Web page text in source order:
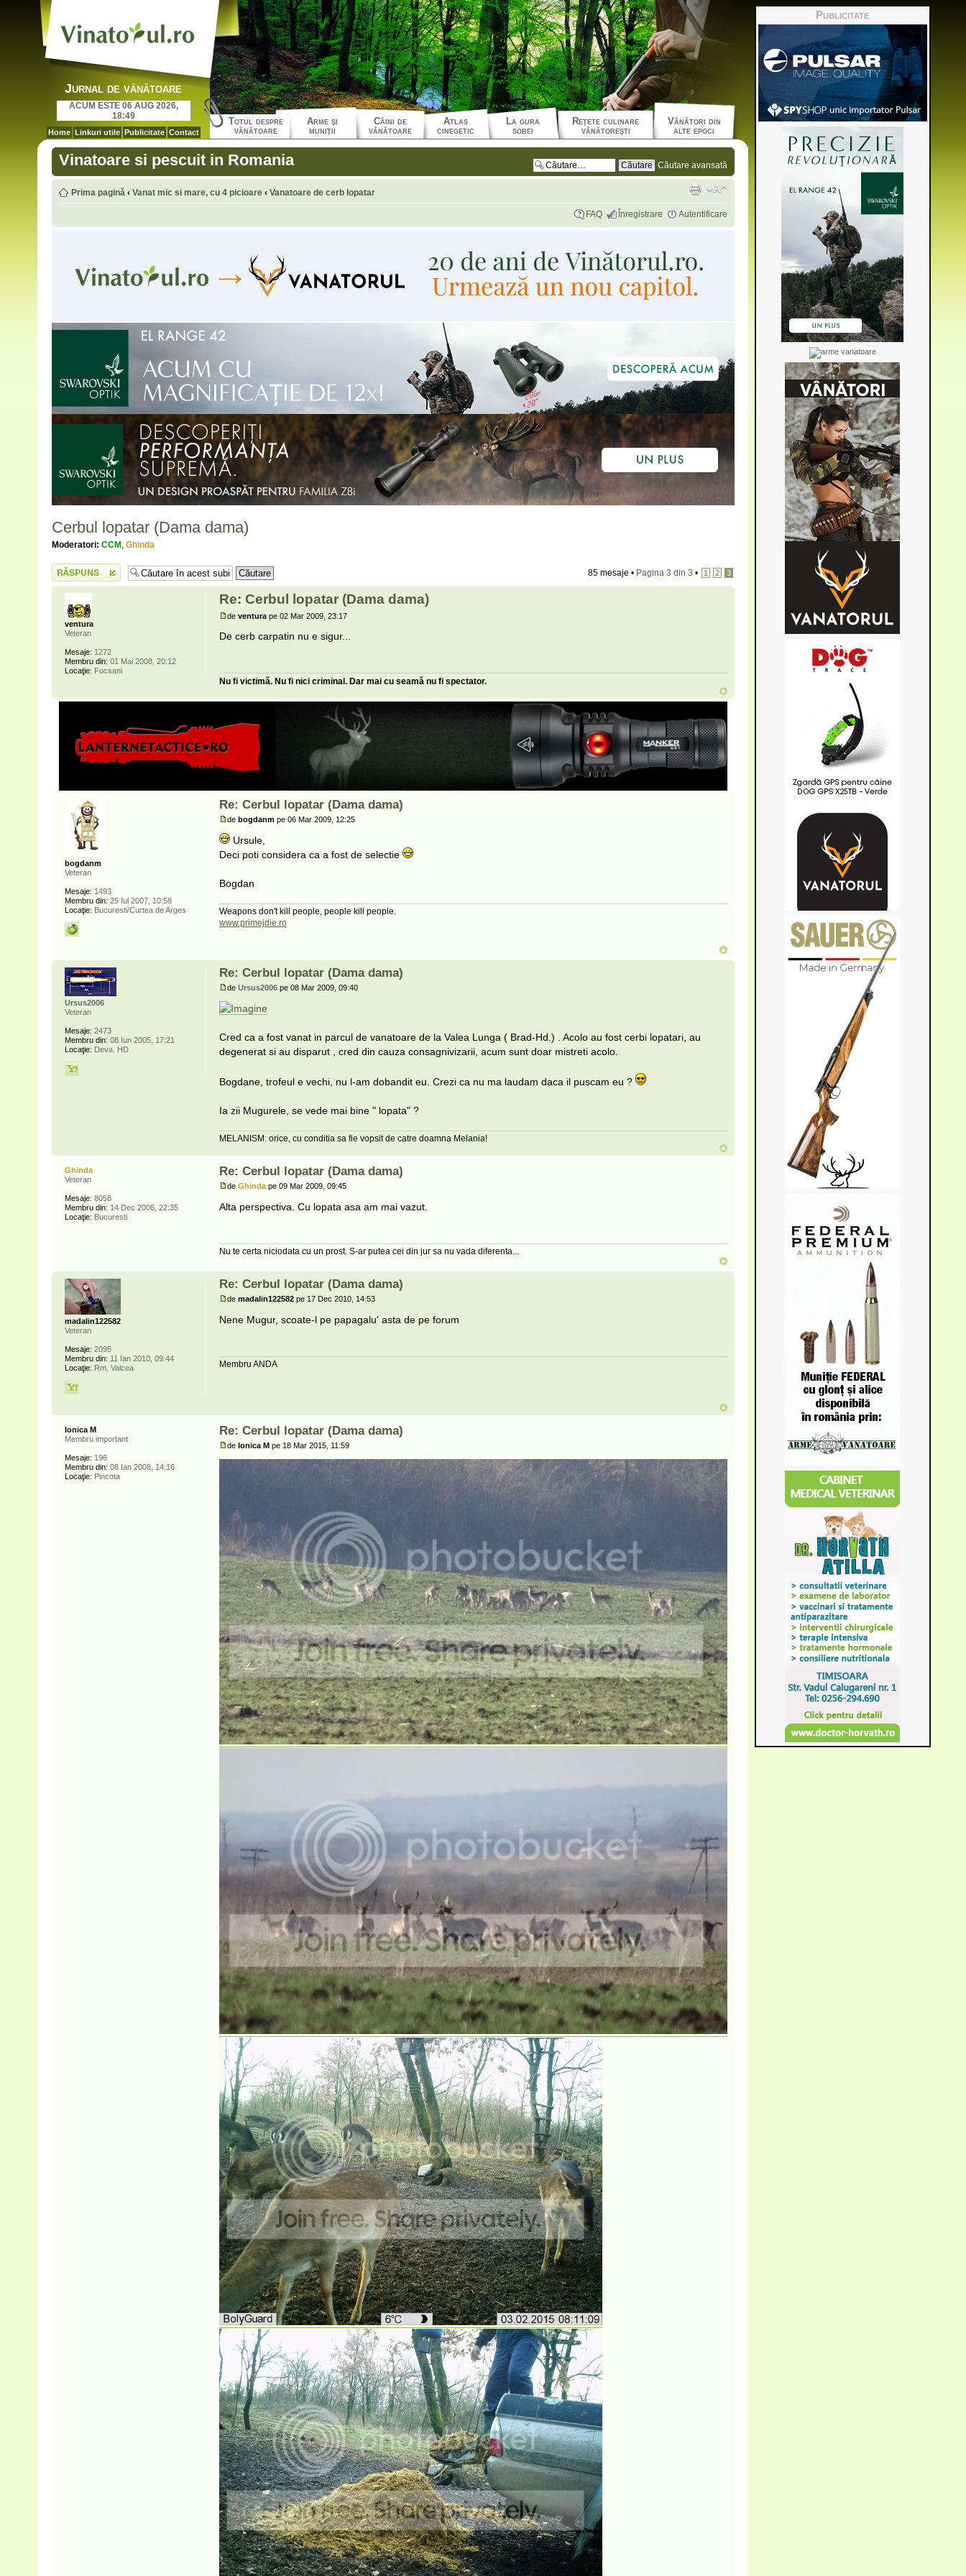
Jurnal de vânătoare
ACUM ESTE 06 AUG 2026,
18:49
Home Linkuri utile Publicitate Contact
Totul despre
vânătoare
Arme şi
muniţii
Câini de
vânătoare
Atlas
cinegetic
La gura
sobei
Reţete culinare
vânătoreşti
Vânători din
alte epoci
Vinatoare si pescuit in Romania Căutare avansată
Prima pagină ‹ Vanat mic si mare, cu 4 picioare ‹ Vanatoare de cerb lopatar
FAQ Înregistrare Autentificare
Cerbul lopatar (Dama dama)
Moderatori: CCM , Ghinda
Scrie un răspuns 85 mesaje • Pagina 3 din 3 • 1 2 3
Re: Cerbul lopatar (Dama dama)
de venturape 02 Mar 2009, 23:17
De cerb carpatin nu e sigur...
Nu fi victimă. Nu fi nici criminal. Dar mai cu seamă nu fi spectator.
ventura
Veteran
Mesaje: 1272
Membru din: 01 Mai 2008, 20:12
Locaţie: Focsani
Re: Cerbul lopatar (Dama dama)
de bogdanmpe 06 Mar 2009, 12:25
Ursule,
Deci poti considera ca a fost de selectie
Bogdan
Weapons don't kill people, people kill people.
www.primejdie.ro
bogdanm
Veteran
Mesaje: 1493
Membru din: 25 Iul 2007, 10:58
Locaţie: Bucuresti/Curtea de Arges
Re: Cerbul lopatar (Dama dama)
de Ursus2006pe 08 Mar 2009, 09:40
Cred ca a fost vanat in parcul de vanatoare de la Valea Lunga ( Brad-Hd.) . Acolo au fost cerbi lopatari, au
degenerat si au disparut , cred din cauza consagnivizarii, acum sunt doar mistreti acolo.
Bogdane, trofeul e vechi, nu l-am dobandit eu. Crezi ca nu ma laudam daca il puscam eu ?
Ia zii Mugurele, se vede mai bine " lopata" ?
MELANISM: orice, cu conditia sa fie vopsit de catre doamna Melania!
Ursus2006
Veteran
Mesaje: 2473
Membru din: 08 Iun 2005, 17:21
Locaţie: Deva. HD
Re: Cerbul lopatar (Dama dama)
de Ghindape 09 Mar 2009, 09:45
Alta perspectiva. Cu lopata asa am mai vazut.
Nu te certa niciodata cu un prost. S-ar putea cei din jur sa nu vada diferenta...
Ghinda
Veteran
Mesaje: 8058
Membru din: 14 Dec 2006, 22:35
Locaţie: Bucuresti
Re: Cerbul lopatar (Dama dama)
de madalin122582pe 17 Dec 2010, 14:53
Nene Mugur, scoate-l pe papagalu' asta de pe forum
Membru ANDA
madalin122582
Veteran
Mesaje: 2095
Membru din: 11 Ian 2010, 09:44
Locaţie: Rm. Valcea
Re: Cerbul lopatar (Dama dama)
de Ionica Mpe 18 Mar 2015, 11:59
Ionica M
Membru important
Mesaje: 196
Membru din: 08 Ian 2008, 14:16
Locaţie: Pincota
Publicitate